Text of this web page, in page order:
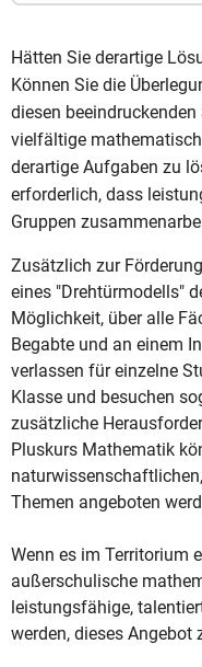
Hätten Sie derartige
Können Sie die
diesen
vielfältige
derartige Aufgaben zu
erforderlich, dass
Gruppen
Zusätzlich zur
eines "Drehtürmodells"
Möglichkeit, über alle
Begabte und an einem
verlassen für einzelne
Klasse und besuchen
zusätzliche
Pluskurs Mathematik
Themen angeboten
Wenn es im Territorium
außerschulische
leistungsfähige,
werden, dieses Angebot